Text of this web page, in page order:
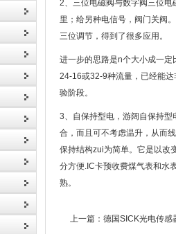
2、三位电磁阀与数字阀三位
里；给另种电信号，阀门关阀
三位调节，得到了很多应用。
进一步的思路是n个大小成一
24-16或32-9种流量，已经能
验阶段。
3、自保持型电，游阔自保持
合，而且可不考虑温升，从而
保持结构zui为简单。它是以改
分方便.IC卡预收费煤气表和水
熟。
上一篇： 德国SICK光电传感